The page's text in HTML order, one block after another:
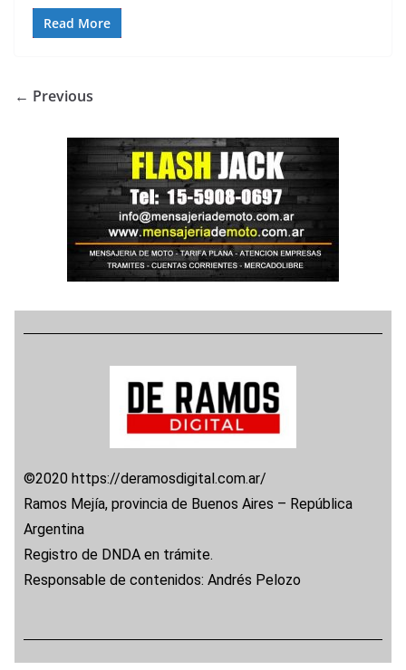
Read More
← Previous
©2020 https://deramosdigital.com.ar/
Ramos Mejía, provincia de Buenos Aires – República
Argentina
Registro de DNDA en trámite.
Responsable de contenidos: Andrés Pelozo